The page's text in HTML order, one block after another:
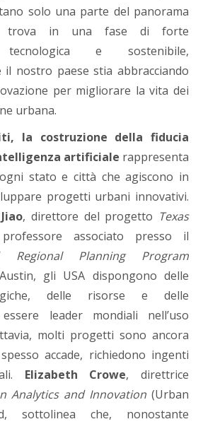
solo una parte del panorama
trova in una fase di forte
tecnologica e sostenibile,
il nostro paese stia abbracciando
per migliorare la vita dei
urbana.
la costruzione della fiducia
artificiale rappresenta
stato e città che agiscono in
progetti urbani innovativi.
, direttore del progetto Texas
associato presso il
Regional Planning Program
gli USA dispongono delle
delle risorse e delle
leader mondiali nell’uso
molti progetti sono ancora
accade, richiedono ingenti
Elizabeth Crowe, direttrice
Analytics and Innovation (Urban
sottolinea che, nonostante